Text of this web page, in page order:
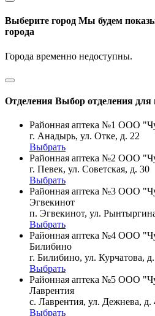
Выберите город Мы будем
города
Города временно недоступны.
Отделения Выбор отделения для
Районная аптека №1 ООО
г. Анадырь, ул. Отке, д. 22
Выбрать
Районная аптека №2 ООО
г. Певек, ул. Советская, д. 30
Выбрать
Районная аптека №3 ООО
Эгвекинот
п. Эгвекинот, ул.
Выбрать
Районная аптека №4 ООО
Билибино
г. Билибино, ул. Курчатова,
Выбрать
Районная аптека №5 ООО
Лаврентия
с. Лаврентия, ул. Дежнева, д.
Выбрать